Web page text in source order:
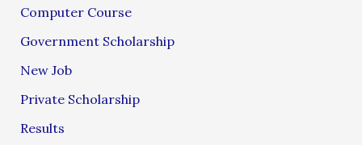
Computer Course
Government Scholarship
New Job
Private Scholarship
Results